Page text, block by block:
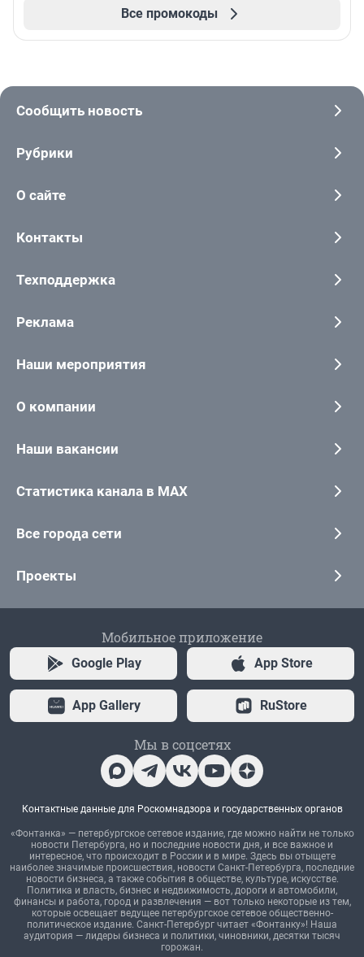
Все промокоды
Сообщить новость
Рубрики
О сайте
Контакты
Техподдержка
Реклама
Наши мероприятия
О компании
Наши вакансии
Статистика канала в MAX
Все города сети
Проекты
Мобильное приложение
Google Play App Store
App Gallery RuStore
Мы в соцсетях
Контактные данные для Роскомнадзора и государственных органов
«Фонтанка» — петербургское сетевое издание, где можно найти не только
новости Петербурга, но и последние новости дня, и все важное и
интересное, что происходит в России и в мире. Здесь вы отыщете
наиболее значимые происшествия, новости Санкт-Петербурга, последние
новости бизнеса, а также события в обществе, культуре, искусстве.
Политика и власть, бизнес и недвижимость, дороги и автомобили,
финансы и работа, город и развлечения — вот только некоторые из тем,
которые освещает ведущее петербургское сетевое общественно-
политическое издание. Санкт-Петербург читает «Фонтанку»! Наша
аудитория — лидеры бизнеса и политики, чиновники, десятки тысяч
горожан.